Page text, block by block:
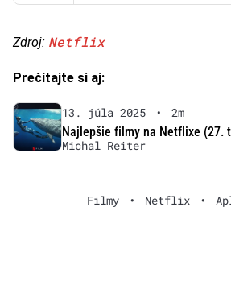
Zdroj: Netflix
Prečítajte si aj:
13. júla 2025 •
2m
Najlepšie filmy na Netflixe (27.
Michal Reiter
Filmy • Netflix •